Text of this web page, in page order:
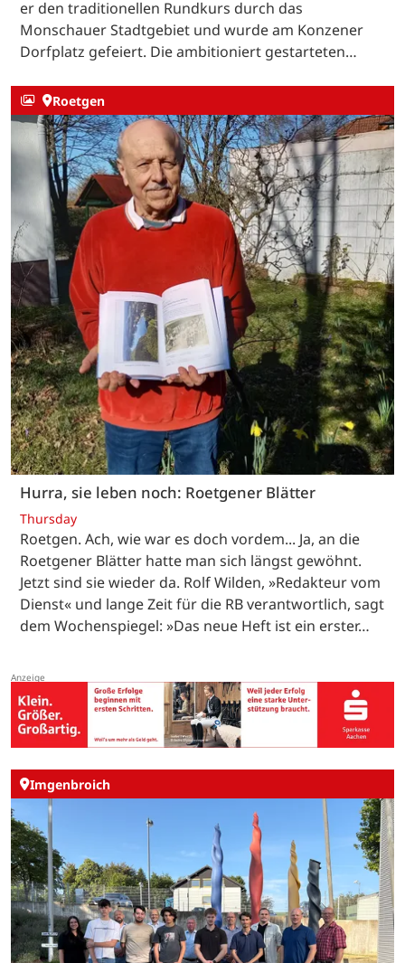
er den traditionellen Rundkurs durch das
Monschauer Stadtgebiet und wurde am Konzener
Dorfplatz gefeiert. Die ambitioniert gestarteten…
Roetgen
Hurra, sie leben noch: Roetgener Blätter
Thursday
Roetgen. Ach, wie war es doch vordem... Ja, an die
Roetgener Blätter hatte man sich längst gewöhnt.
Jetzt sind sie wieder da. Rolf Wilden, »Redakteur vom
Dienst« und lange Zeit für die RB verantwortlich, sagt
dem Wochenspiegel: »Das neue Heft ist ein erster…
Imgenbroich